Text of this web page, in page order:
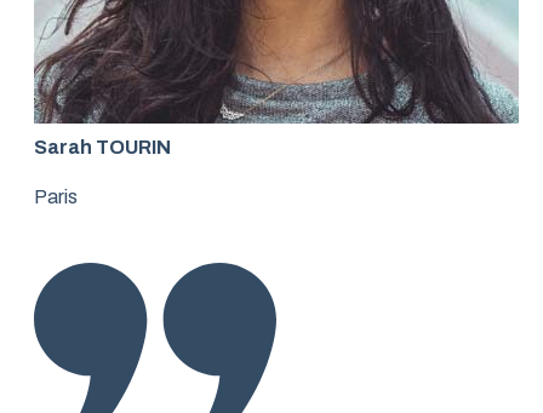
Sarah TOURIN
Paris